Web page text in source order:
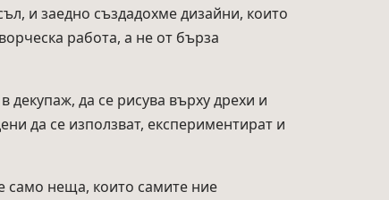
и заедно създадохме дизайни, които
работа, а не от бърза
да се рисува върху дрехи и
да се използват, експериментират и
само неща, които самите ние